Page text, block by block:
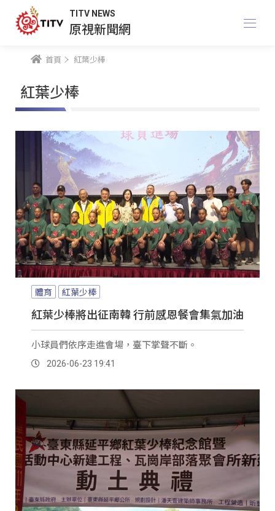
TITV NEWS
原視新聞網
首頁 紅葉少棒
紅葉少棒
體育 紅葉少棒
紅葉少棒將出征南韓 行前感恩餐會集氣加油
小球員們依序走進會場，臺下掌聲不斷。
2026-06-23 19:41